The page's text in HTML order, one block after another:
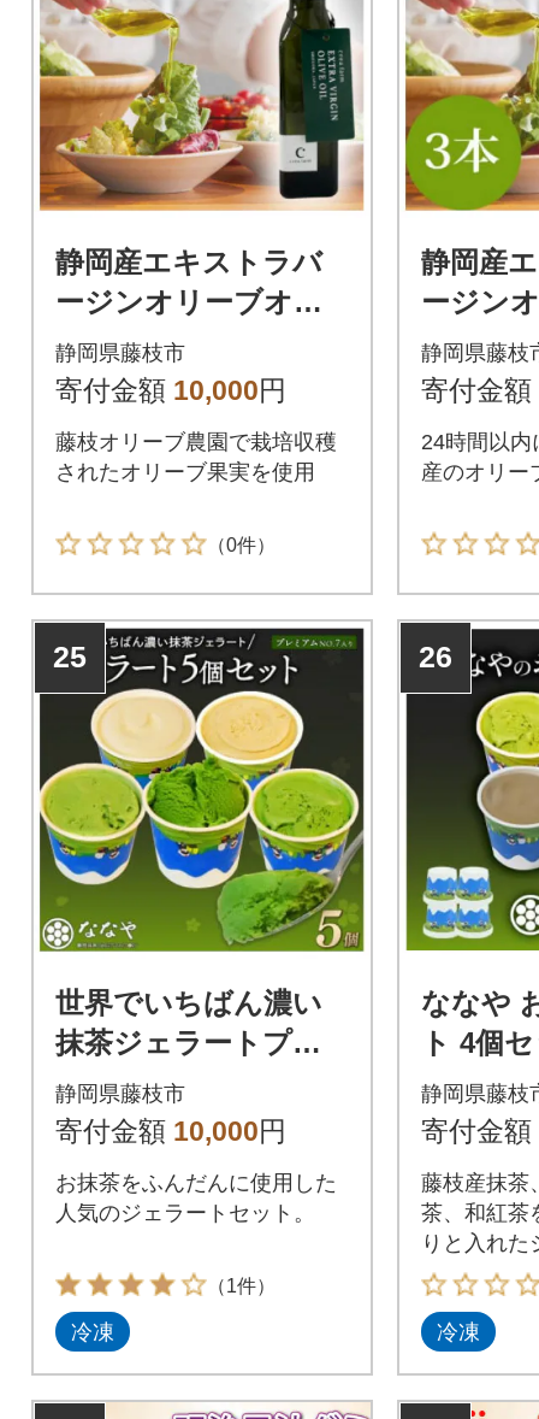
静岡産エキストラバ
ージンオリーブオイ
ル 120ml
静岡県藤枝市
寄付金額 10,000円
藤枝オリーブ農園で栽培収穫
されたオリーブ果実を使用
（0件）
静岡産
ージン
ル
静岡県藤枝
寄付金額
24時間以内
産のオリー
25
世界でいちばん濃い
抹茶ジェラートプレ
ミアムNO.7入り5個セ
ット
静岡県藤枝市
寄付金額 10,000円
お抹茶をふんだんに使用した
人気のジェラートセット。
（1件）
冷凍
26
ななや
ト 4個
ほうじ
紅茶)
静岡県藤枝
寄付金額
藤枝産抹茶
茶、和紅茶
りと入れた
冷凍